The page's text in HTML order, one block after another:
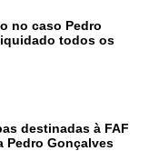
no caso Pedro
todos os
destinadas à FAF
Pedro Gonçalves